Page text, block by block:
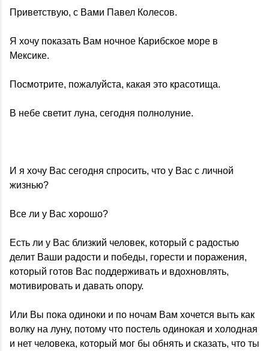
Приветствую, с Вами Павел Колесов.
Я хочу показать Вам ночное Карибское море в
Мексике.
Посмотрите, пожалуйста, какая это красотища.
В небе светит луна, сегодня полнолуние.
И я хочу Вас сегодня спросить, что у Вас с личной
жизнью?
Все ли у Вас хорошо?
Есть ли у Вас близкий человек, который с радостью
делит Ваши радости и победы, горести и поражения,
который готов Вас поддерживать и вдохновлять,
мотивировать и давать опору.
Или Вы пока одиноки и по ночам Вам хочется выть как
волку на луну, потому что постель одинокая и холодная
и нет человека, который мог бы обнять и сказать, что ты